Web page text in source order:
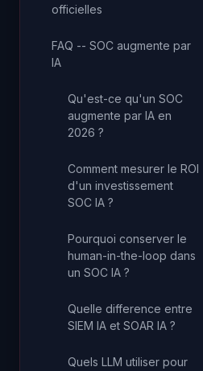
officielles
FAQ -- SOC augmente par
IA
Qu'est-ce qu'un SOC
augmente par IA en
2026 ?
Comment mesurer le ROI
d'un investissement
SOC IA ?
Pourquoi conserver le
human-in-the-loop dans
un SOC IA ?
Quelle difference entre
SIEM IA et SOAR IA ?
Quels LLM utiliser pour